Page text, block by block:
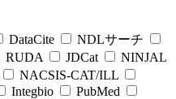
DataCite
NDLサーチ
RUDA JDCat
NINJAL
NACSIS-CAT/ILL
Integbio
PubMed